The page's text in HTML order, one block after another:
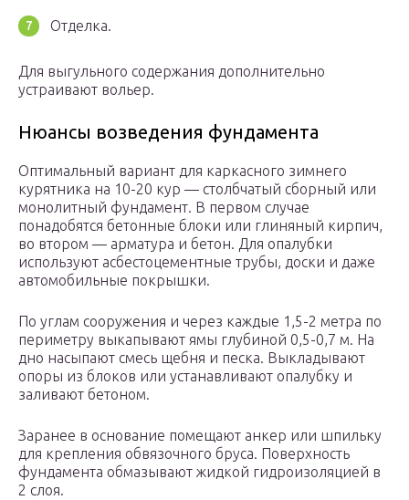
Отделка.
Для выгульного содержания дополнительно
устраивают вольер.
Нюансы возведения фундамента
Оптимальный вариант для каркасного зимнего
курятника на 10-20 кур — столбчатый сборный или
монолитный фундамент. В первом случае
понадобятся бетонные блоки или глиняный кирпич,
во втором — арматура и бетон. Для опалубки
используют асбестоцементные трубы, доски и даже
автомобильные покрышки.
По углам сооружения и через каждые 1,5-2 метра по
периметру выкапывают ямы глубиной 0,5-0,7 м. На
дно насыпают смесь щебня и песка. Выкладывают
опоры из блоков или устанавливают опалубку и
заливают бетоном.
Заранее в основание помещают анкер или шпильку
для крепления обвязочного бруса. Поверхность
фундамента обмазывают жидкой гидроизоляцией в
2 слоя.